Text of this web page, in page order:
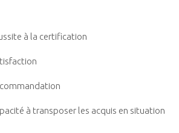
à la certification
à transposer les acquis en situation